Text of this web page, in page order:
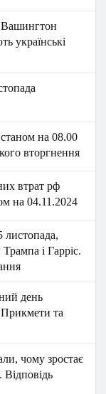
Вашингтон
українські
на 08.00
вторгнення
втрат рф
на 04.11.2024
і Гарріс.
день
Прикмети та
чому зростає
Відповідь